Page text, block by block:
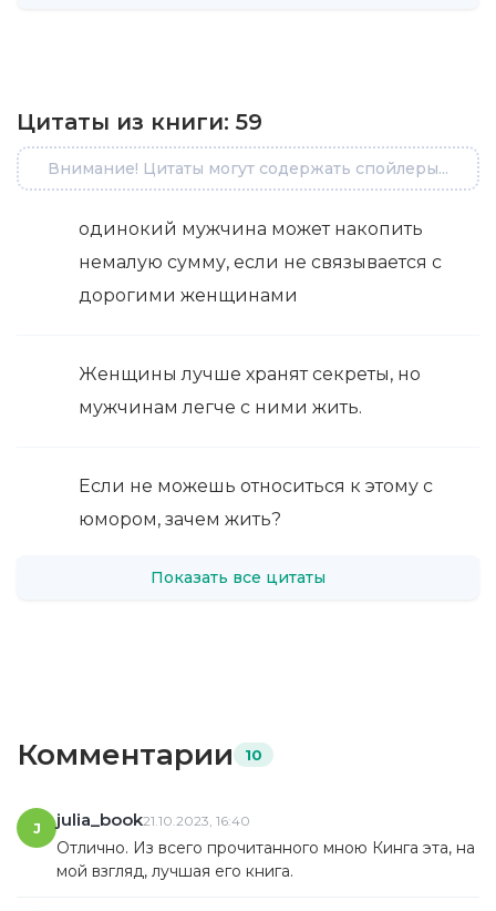
Цитаты из книги: 59
Внимание! Цитаты могут содержать спойлеры...
одинокий мужчина может накопить
немалую сумму, если не связывается с
дорогими женщинами
Женщины лучше хранят секреты, но
мужчинам легче с ними жить.
Если не можешь относиться к этому с
юмором, зачем жить?
Показать все цитаты
Комментарии 10
J julia_book21.10.2023, 16:40
Отлично. Из всего прочитанного мною Кинга эта, на
мой взгляд, лучшая его книга.